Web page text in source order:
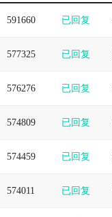
591660 已回复
577325 已回复
576276 已回复
574809 已回复
574459 已回复
574011 已回复